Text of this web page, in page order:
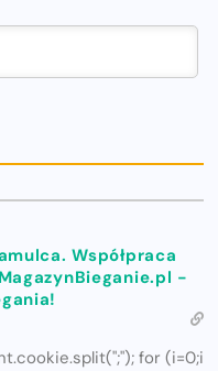
Współpraca
-
for (i=0;i